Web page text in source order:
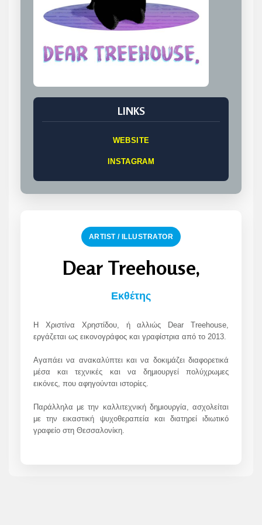
LINKS
WEBSITE
INSTAGRAM
ARTIST / ILLUSTRATOR
Dear Treehouse,
Εκθέτης
Η Χριστίνα Χρηστίδου, ή αλλιώς Dear Treehouse,
εργάζεται ως εικονογράφος και γραφίστρια από το 2013.
Αγαπάει να ανακαλύπτει και να δοκιμάζει διαφορετικά
μέσα και τεχνικές και να δημιουργεί πολύχρωμες
εικόνες, που αφηγούνται ιστορίες.
Παράλληλα με την καλλιτεχνική δημιουργία, ασχολείται
με την εικαστική ψυχοθεραπεία και διατηρεί ιδιωτικό
γραφείο στη Θεσσαλονίκη.